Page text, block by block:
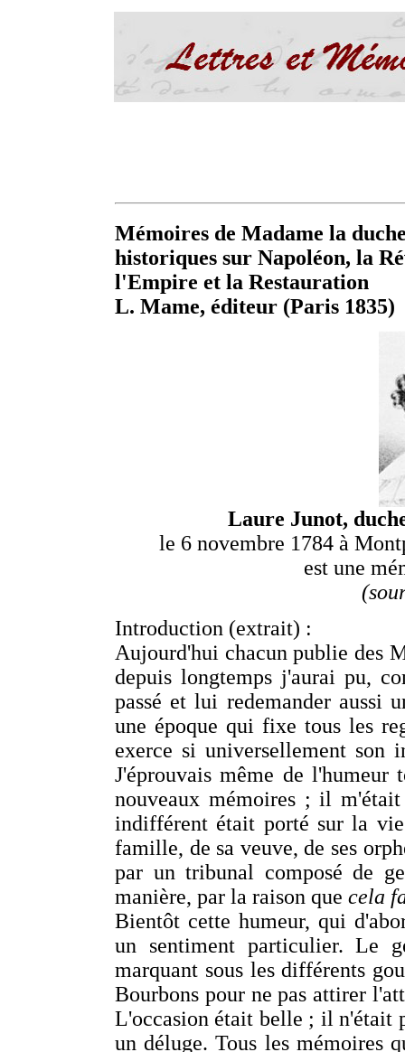
Mémoires de Madame la
historiques sur Napoléon, la
l'Empire et la Restauration
L. Mame, éditeur (Paris 1835)
Laure Junot,
le 6 novembre 1784 à
est une
Introduction (extrait) :
Aujourd'hui chacun publie des
depuis longtemps j'aurai pu,
passé et lui redemander aussi
une époque qui fixe tous les
exerce si universellement son
J'éprouvais même de l'humeur
nouveaux mémoires ; il
indifférent était porté sur la
famille, de sa veuve, de ses
par un tribunal composé de
manière, par la raison que cela
Bientôt cette humeur, qui
un sentiment particulier. Le
marquant sous les différents
Bourbons pour ne pas attirer
L'occasion était belle ; il n'était
un déluge. Tous les mémoires